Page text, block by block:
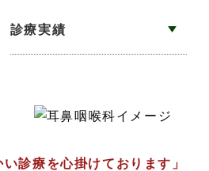
診療実績
診療を心掛けております」